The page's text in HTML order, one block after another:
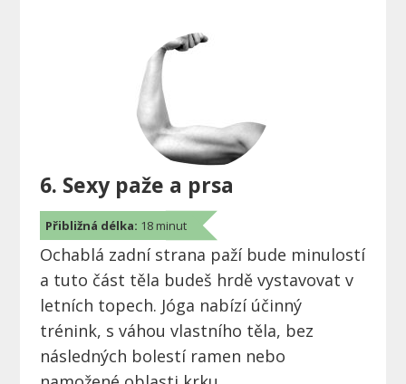
6. Sexy paže a prsa
Přibližná délka: 18 minut
Ochablá zadní strana paží bude minulostí
a tuto část těla budeš hrdě vystavovat v
letních topech. Jóga nabízí účinný
trénink, s váhou vlastního těla, bez
následných bolestí ramen nebo